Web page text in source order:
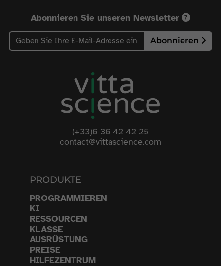
Abonnieren Sie unseren Newsletter
Abonnieren
(+33)6 36 42 42 25
contact@vittascience.com
PRODUKTE
PROGRAMMIEREN
KI
RESSOURCEN
KLASSE
AUSRÜSTUNG
PREISE
HILFEZENTRUM